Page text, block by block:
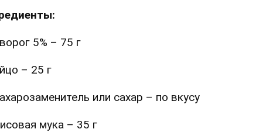
5% – 75 г
– 25 г
или сахар – по вкусу
мука – 35 г